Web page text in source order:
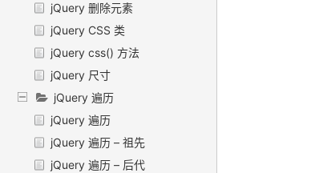
jQuery 删除元素
jQuery CSS 类
jQuery css() 方法
jQuery 尺寸
jQuery 遍历
jQuery 遍历
jQuery 遍历 – 祖先
jQuery 遍历 – 后代